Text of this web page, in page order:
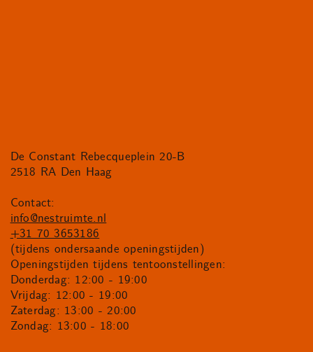
De Constant Rebecqueplein 20-B
2518 RA Den Haag
Contact:
info@nestruimte.nl
+31 70 3653186
(tijdens ondersaande openingstijden)
Openingstijden tijdens tentoonstellingen:
Donderdag: 12:00 - 19:00
Vrijdag: 12:00 - 19:00
Zaterdag: 13:00 - 20:00
Zondag: 13:00 - 18:00